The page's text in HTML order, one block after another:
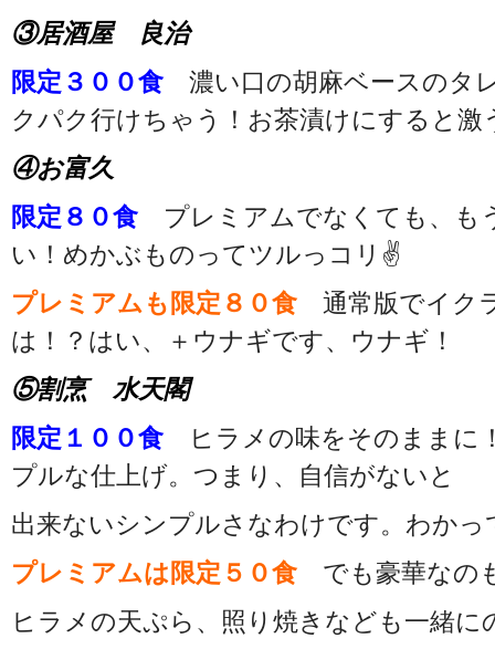
③居酒屋 良治
限定３００食 濃い口の胡麻ベースのタ
クパク行けちゃう！お茶漬けにすると
④お富久
限定８０食 プレミアムでなくても、も
い！めかぶものってツルっコリ✌
プレミアムも限定８０食 通常版でイク
は！？はい、＋ウナギです、ウナギ！
⑤割烹 水天閣
限定１００食 ヒラメの味をそのままに
プルな仕上げ。つまり、自信がないと
出来ないシンプルさなわけです。わか
プレミアムは限定５０食 でも豪華なの
ヒラメの天ぷら、照り焼きなども一緒